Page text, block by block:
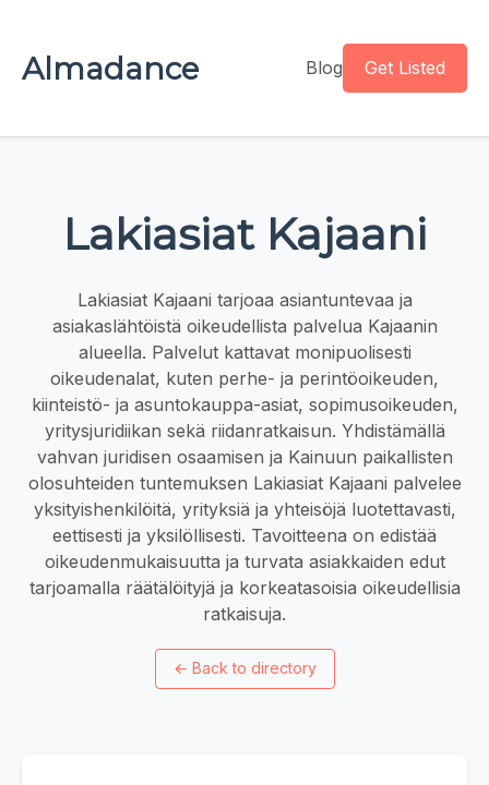
Almadance Blog Get Listed
Lakiasiat Kajaani
Lakiasiat Kajaani tarjoaa asiantuntevaa ja
asiakaslähtöistä oikeudellista palvelua Kajaanin
alueella. Palvelut kattavat monipuolisesti
oikeudenalat, kuten perhe- ja perintöoikeuden,
kiinteistö- ja asuntokauppa-asiat, sopimusoikeuden,
yritysjuridiikan sekä riidanratkaisun. Yhdistämällä
vahvan juridisen osaamisen ja Kainuun paikallisten
olosuhteiden tuntemuksen Lakiasiat Kajaani palvelee
yksityishenkilöitä, yrityksiä ja yhteisöjä luotettavasti,
eettisesti ja yksilöllisesti. Tavoitteena on edistää
oikeudenmukaisuutta ja turvata asiakkaiden edut
tarjoamalla räätälöityjä ja korkeatasoisia oikeudellisia
ratkaisuja.
← Back to directory